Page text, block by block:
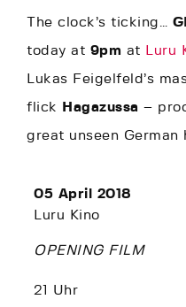
The clock’s ticking…
today at 9pm at Luru
Lukas Feigelfeld’s
flick
Hagazussa –
great unseen German
05 April 2018
Luru Kino
OPENING FILM
21 Uhr